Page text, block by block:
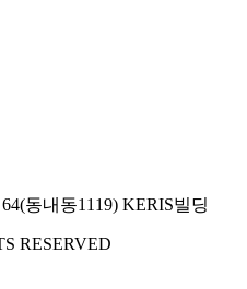
동내동1119) KERIS빌딩
RESERVED